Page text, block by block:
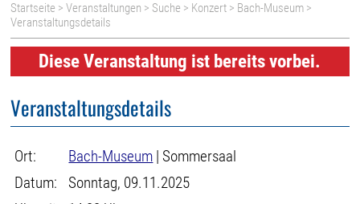
Startseite >Veranstaltungen > Suche > Konzert > Bach-Museum >
Veranstaltungsdetails
Diese Veranstaltung ist bereits vorbei.
Veranstaltungsdetails
Ort: Bach-Museum | Sommersaal
Datum:
Sonntag, 09.11.2025